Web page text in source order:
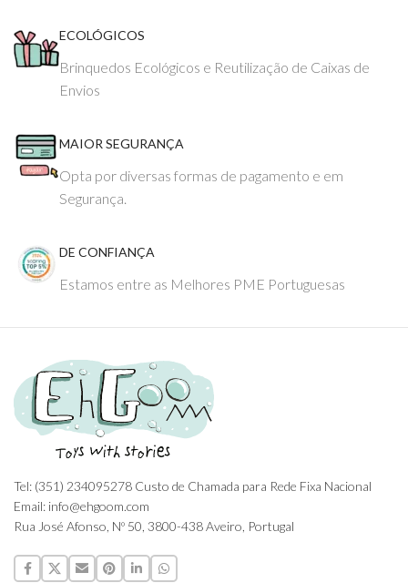
ECOLÓGICOS
Brinquedos Ecológicos e Reutilização de Caixas de
Envios
MAIOR SEGURANÇA
Opta por diversas formas de pagamento e em
Segurança.
DE CONFIANÇA
Estamos entre as Melhores PME Portuguesas
Tel: (351) 234095278 Custo de Chamada para Rede Fixa Nacional
Email: info@ehgoom.com
Rua José Afonso, Nº 50, 3800-438 Aveiro, Portugal